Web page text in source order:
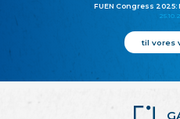
FUEN Congress
til vores